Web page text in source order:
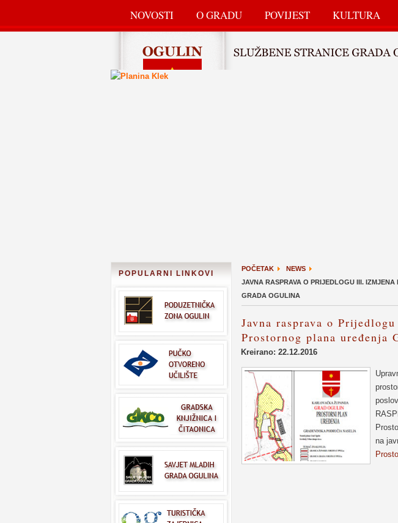
NOVOSTI O GRADU POVIJEST KULTURA
POPULARNI LINKOVI
POČETAK
NEWS
JAVNA RASPRAVA O PRIJEDLOGU III.
GRADA OGULINA
Javna rasprava o
Prostornog plana uređenja
Kreirano: 22.12.2016
na